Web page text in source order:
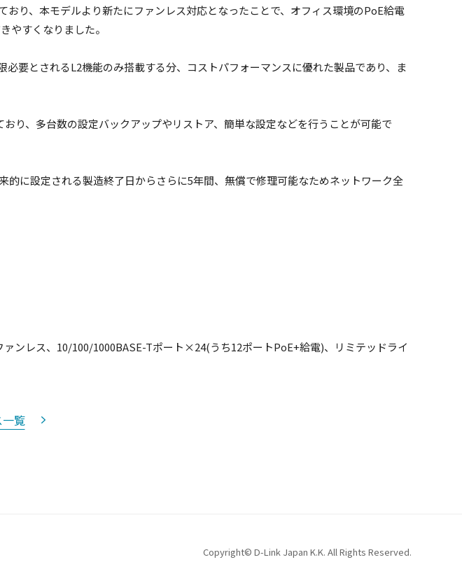
り、本モデルより新たにファンレス対応となったことで、オフィス環境のPoE給電
やすくなりました。
要とされるL2機能のみ搭載する分、コストパフォーマンスに優れた製品であり、ま
、多台数の設定バックアップやリストア、簡単な設定などを行うことが可能で
に設定される製造終了日からさらに5年間、無償で修理可能なためネットワーク全
ンレス、10/100/1000BASE-Tポート×24(うち12ポートPoE+給電)、リミテッドライ
覧
Copyright© D-Link Japan K.K. All Rights Reserved.